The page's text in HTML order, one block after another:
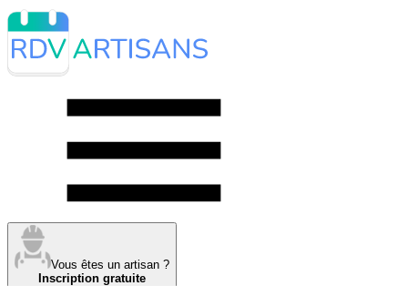
Vous êtes un artisan ?
Inscription gratuite